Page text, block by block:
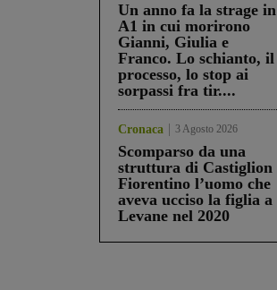
Un anno fa la strage in
A1 in cui morirono
Gianni, Giulia e
Franco. Lo schianto, il
processo, lo stop ai
sorpassi fra tir....
Cronaca 3 Agosto 2026
Scomparso da una
struttura di Castiglion
Fiorentino l’uomo che
aveva ucciso la figlia a
Levane nel 2020